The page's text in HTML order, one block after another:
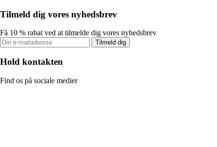
Tilmeld dig vores nyhedsbrev
Få 10 % rabat ved at tilmelde dig vores nyhedsbrev
Tilmeld dig
Hold kontakten
Find os på sociale medier